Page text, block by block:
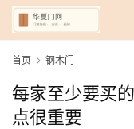
首页 钢木门
每家至少要买
点很重要